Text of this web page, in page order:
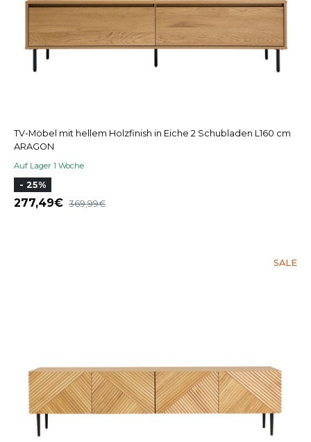
TV-Möbel mit hellem Holzfinish in Eiche 2 Schubladen L160 cm
ARAGON
Auf Lager 1 Woche
- 25%
277,49 369,99
SALE